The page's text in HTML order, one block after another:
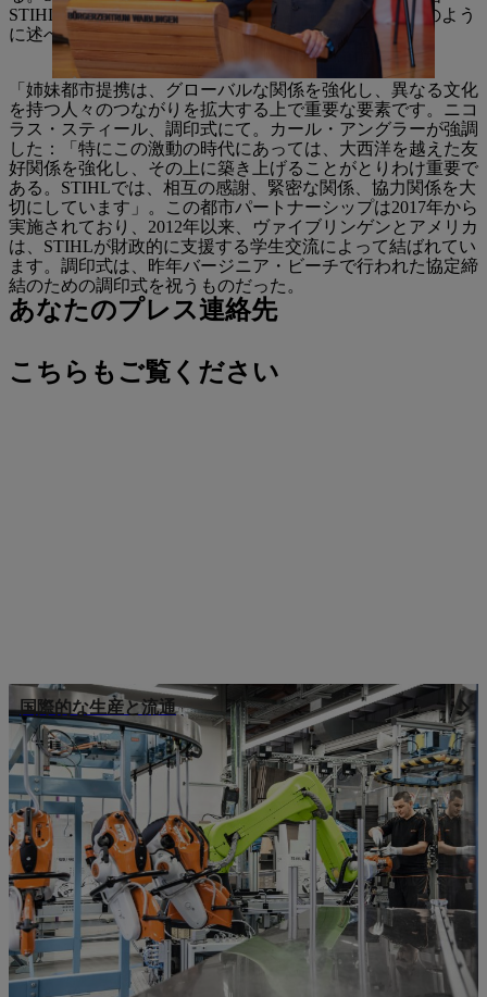
STIHL社の経営委員を務めるカール・アングラーは次のよう
に述べています。
「姉妹都市提携は、グローバルな関係を強化し、異なる文化
を持つ人々のつながりを拡大する上で重要な要素です。ニコ
ラス・スティール、調印式にて。カール・アングラーが強調
した：「特にこの激動の時代にあっては、大西洋を越えた友
好関係を強化し、その上に築き上げることがとりわけ重要で
ある。STIHLでは、相互の感謝、緊密な関係、協力関係を大
切にしています」。この都市パートナーシップは2017年から
実施されており、2012年以来、ヴァイブリンゲンとアメリカ
は、STIHLが財政的に支援する学生交流によって結ばれてい
ます。調印式は、昨年バージニア・ビーチで行われた協定締
結のための調印式を祝うものだった。
あなたのプレス連絡先
こちらもご覧ください
国際的な生産と流通